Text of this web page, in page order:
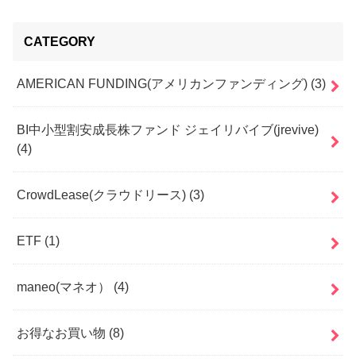
CATEGORY
AMERICAN FUNDING(アメリカンファンディング) (3)
BI中小型割安成長株ファンド ジェイリバイブ(jrevive)
(4)
CrowdLease(クラウドリース) (3)
ETF (1)
maneo(マネオ） (4)
お得なお買い物 (8)